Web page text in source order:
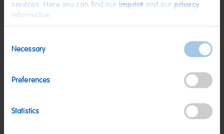
services. Here you can find our imprintand our privacy
information
Selection
Necessary
Preferences
Statistics
Fett:
Eiweiß:
Nettogewicht: